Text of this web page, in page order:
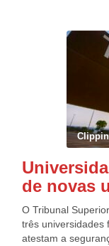
de novas
O Tribunal
três universidades
atestam a